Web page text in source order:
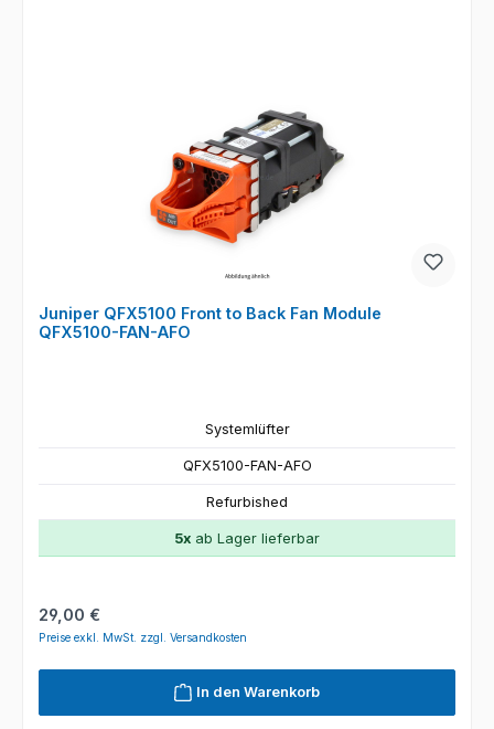
Juniper QFX5100 Front to Back Fan Module
QFX5100-FAN-AFO
Systemlüfter
QFX5100-FAN-AFO
Refurbished
5x ab Lager lieferbar
Regulärer Preis:
29,00 €
Preise exkl. MwSt. zzgl. Versandkosten
In den Warenkorb